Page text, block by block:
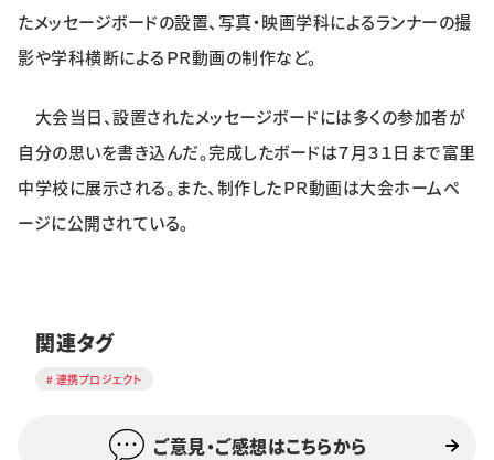
たメッセージボードの設置、写真・映画学科によるランナーの撮
影や学科横断によるＰＲ動画の制作など。
大会当日、設置されたメッセージボードには多くの参加者が
自分の思いを書き込んだ。完成したボードは７月３１日まで富里
中学校に展示される。また、制作したＰＲ動画は大会ホームペ
ージに公開されている。
関連タグ
連携プロジェクト
ご意見・ご感想はこちらから